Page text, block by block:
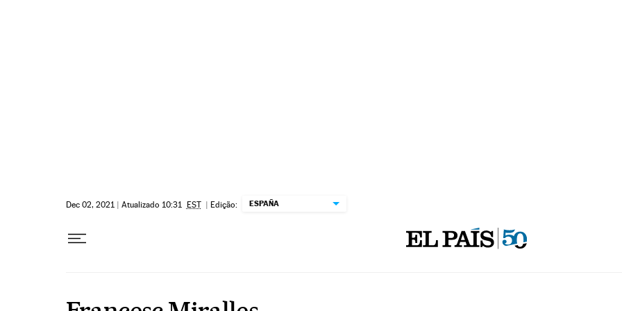
Dec 02, 2021 | Atualizado 10:31 EST | Edição: ESPAÑA